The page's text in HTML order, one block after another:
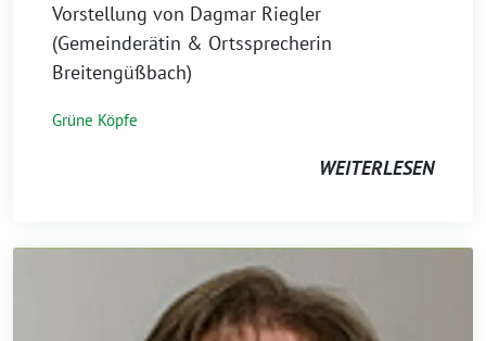
7.
November
2023
Vorstellung von Dagmar Riegler
(Gemeinderätin & Ortssprecherin
Breitengüßbach)
Grüne Köpfe
WEITERLESEN